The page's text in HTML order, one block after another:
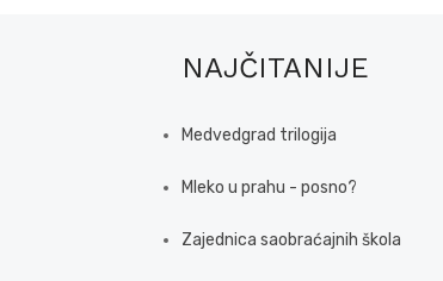
NAJČITANIJE
Medvedgrad trilogija
Mleko u prahu - posno?
Zajednica saobraćajnih škola